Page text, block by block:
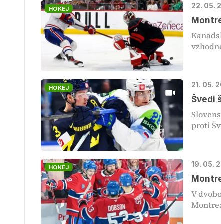
HOKEJ 22. 05.
HOKEJ 21. 05.
Švedi
proti
HOKEJ 19. 05.
V